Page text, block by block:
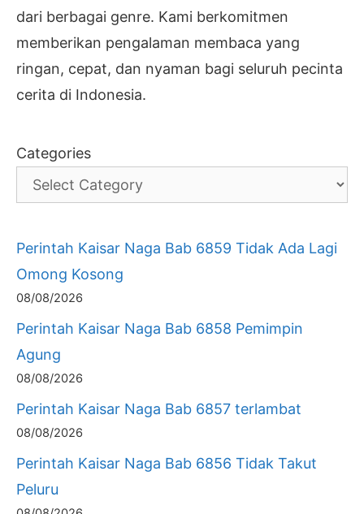
dari berbagai genre. Kami berkomitmen
memberikan pengalaman membaca yang
ringan, cepat, dan nyaman bagi seluruh pecinta
cerita di Indonesia.
Categories
Perintah Kaisar Naga Bab 6859 Tidak Ada Lagi
Omong Kosong
08/08/2026
Perintah Kaisar Naga Bab 6858 Pemimpin
Agung
08/08/2026
Perintah Kaisar Naga Bab 6857 terlambat
08/08/2026
Perintah Kaisar Naga Bab 6856 Tidak Takut
Peluru